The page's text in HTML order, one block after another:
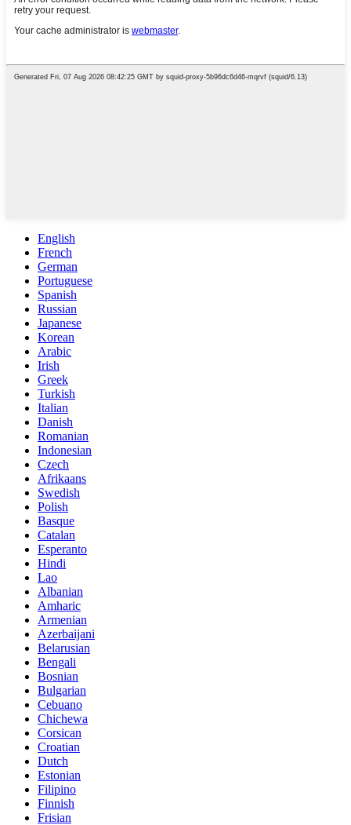
English
French
German
Portuguese
Spanish
Russian
Japanese
Korean
Arabic
Irish
Greek
Turkish
Italian
Danish
Romanian
Indonesian
Czech
Afrikaans
Swedish
Polish
Basque
Catalan
Esperanto
Hindi
Lao
Albanian
Amharic
Armenian
Azerbaijani
Belarusian
Bengali
Bosnian
Bulgarian
Cebuano
Chichewa
Corsican
Croatian
Dutch
Estonian
Filipino
Finnish
Frisian